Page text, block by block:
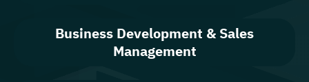
Business Development & Sales
Management